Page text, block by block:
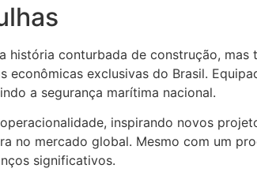
história conturbada de construção,
exclusivas do Brasil.
a segurança marítima nacional.
inspirando novos
no mercado global. Mesmo com um
significativos.